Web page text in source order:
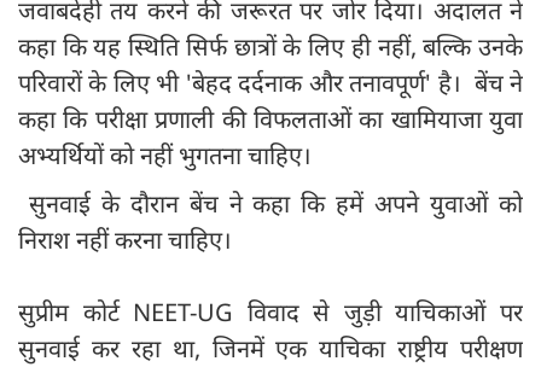
जवाबदेही तय करने की जरूरत पर जोर दिया। अदालत ने
कहा कि यह स्थिति सिर्फ छात्रों के लिए ही नहीं, बल्कि उनके
परिवारों के लिए भी 'बेहद दर्दनाक और तनावपूर्ण' है। बेंच ने
कहा कि परीक्षा प्रणाली की विफलताओं का खामियाजा युवा
अभ्यर्थियों को नहीं भुगतना चाहिए।
सुनवाई के दौरान बेंच ने कहा कि हमें अपने युवाओं को
निराश नहीं करना चाहिए।
सुप्रीम कोर्ट NEET-UG विवाद से जुड़ी याचिकाओं पर
सुनवाई कर रहा था, जिनमें एक याचिका राष्ट्रीय परीक्षण